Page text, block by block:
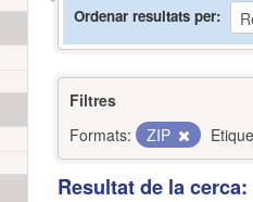
Ordenar resultats per
Filtres
Formats:
ZIP
Resultat de la